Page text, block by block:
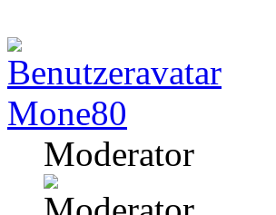
Mone80
Moderator